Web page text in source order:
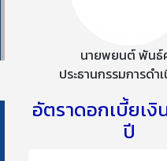
นายพยนต์ พันธ์
ประธานกรรมการดำ
อัตราดอกเบี้ยเ
ปี